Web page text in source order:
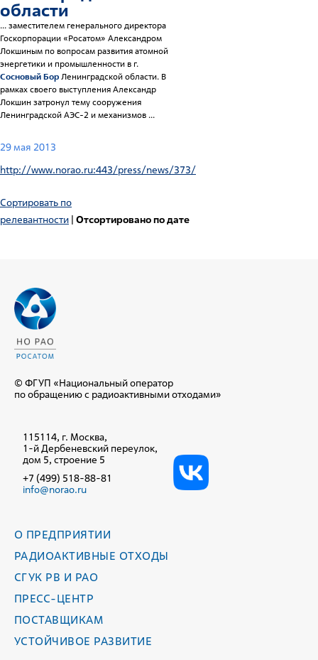
области
... заместителем генерального директора
Госкорпорации «Росатом» Александром
Локшиным по вопросам развития атомной
энергетики и промышленности в г.
Сосновый БорЛенинградской области. В
рамках своего выступления Александр
Локшин затронул тему сооружения
Ленинградской АЭС-2 и механизмов ...
29 мая 2013
http://www.norao.ru:443/press/news/373/
Сортировать по
релевантности | Отсортировано по дате
© ФГУП «Национальный оператор
по обращению с радиоактивными отходами»
115114, г. Москва,
1-й Дербеневский переулок,
дом 5, строение 5
+7 (499) 518-88-81
info@norao.ru
О ПРЕДПРИЯТИИ
РАДИОАКТИВНЫЕ ОТХОДЫ
СГУК РВ И РАО
ПРЕСС-ЦЕНТР
ПОСТАВЩИКАМ
УСТОЙЧИВОЕ РАЗВИТИЕ